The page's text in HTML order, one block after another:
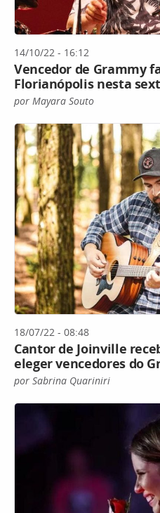
14/10/22 - 16:12
Vencedor de Grammy
Florianópolis nesta
por Mayara Souto
18/07/22 - 08:48
Cantor de Joinville
eleger vencedores do
por Sabrina Quariniri